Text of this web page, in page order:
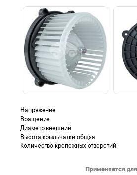
Напряжение
Вращение
Диаметр внешний
Высота крыльчатки общая
Количество крепежных отверстий
Применяется для